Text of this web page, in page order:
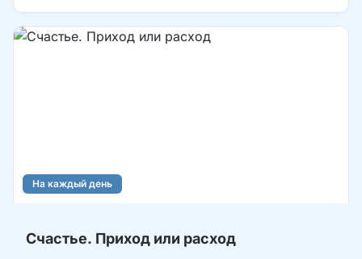
На каждый день
Счастье. Приход или расход